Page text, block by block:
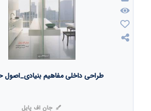
طراحی داخلی مفاهیم بنیادی_اصول
جان اف پایل